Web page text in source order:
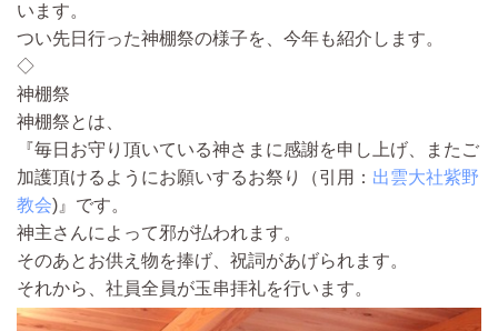
います。
つい先日行った神棚祭の様子を、今年も紹介します。
◇
神棚祭
神棚祭とは、
『毎日お守り頂いている神さまに感謝を申し上げ、またご
加護頂けるようにお願いするお祭り
（引用： 出雲大社紫野
教会) 』です。
神主さんによって邪が払われます。
そのあとお供え物を捧げ、祝詞があげられます。
それから、 社員全員が玉串拝礼を行います。